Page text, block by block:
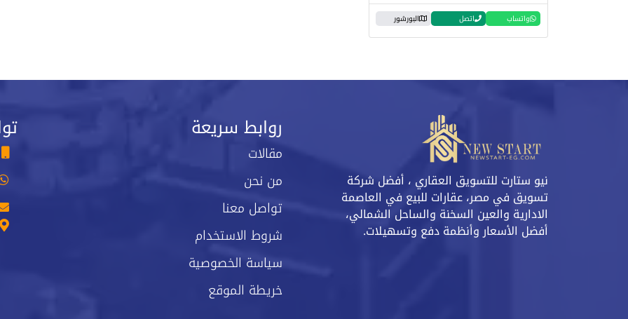
واتساب اتصل البورشور
نيو ستارت للتسويق العقاري ، أفضل شركة
تسويق في مصر، عقارات للبيع في العاصمة
الادارية والعين السخنة والساحل الشمالي،
أفضل الأسعار وأنظمة دفع وتسهيلات.
روابط سريعة
مقالات
من نحن
تواصل معنا
شروط الاستخدام
سياسة الخصوصية
خريطة الموقع